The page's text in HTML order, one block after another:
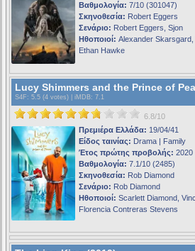
Βαθμολογία: 7/10 (301047)
Σκηνοθεσία: Robert Eggers
Σενάριο: Robert Eggers, Sjon
Ηθοποιοί: Alexander
Ethan Hawke
Lucy Shimmers and the Prince of
S4F : 5.5 (4 votes) | iMDB: 7.1
6.8/10
Πρεμιέρα Ελλάδα: 19/04/41
Είδος ταινίας: Drama | Family
Έτος πρώτης προβολής: 2020
Βαθμολογία: 7.1/10 (2485)
Σκηνοθεσία: Rob Diamond
Σενάριο: Rob Diamond
Ηθοποιοί: Scarlett Diamond,
Florencia Contreras Stevens